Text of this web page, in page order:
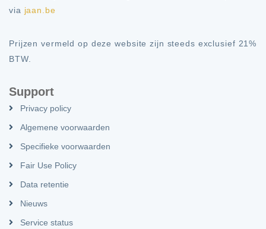
via jaan.be
Prijzen vermeld op deze website zijn steeds exclusief 21%
BTW.
Support
Privacy policy
Algemene voorwaarden
Specifieke voorwaarden
Fair Use Policy
Data retentie
Nieuws
Service status